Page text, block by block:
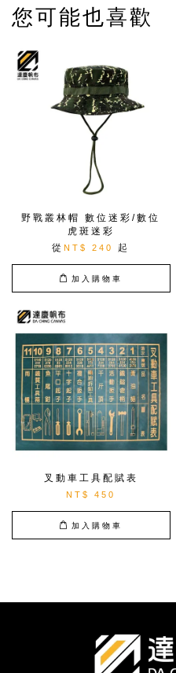
您可能也喜歡
野戰叢林帽 數位迷彩/數位
虎斑迷彩
從NT$ 240 起
加入購物車
叉動車工具配賦表
NT$ 450
加入購物車